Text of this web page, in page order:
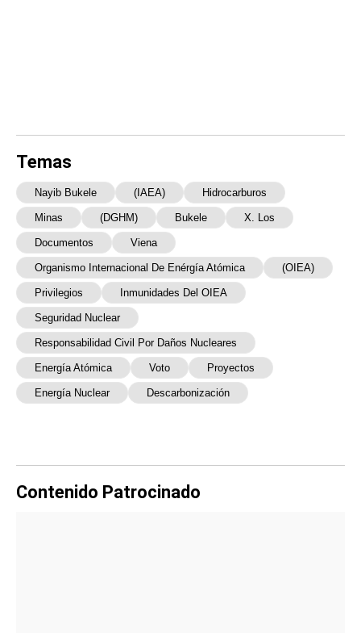
Temas
Nayib Bukele (IAEA) Hidrocarburos
Minas (DGHM) Bukele X. Los
Documentos Viena
Organismo Internacional De Enérgía Atómica (OIEA)
Privilegios Inmunidades Del OIEA
Seguridad Nuclear
Responsabilidad Civil Por Daños Nucleares
Energía Atómica Voto Proyectos
Energía Nuclear Descarbonización
Contenido Patrocinado